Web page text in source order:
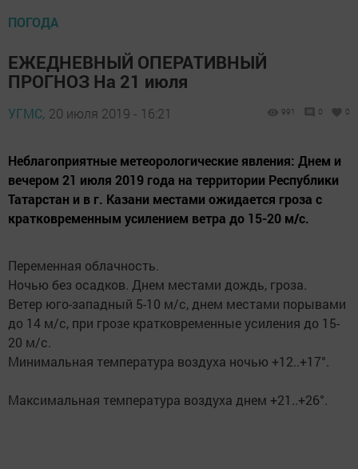
ПОГОДА
ЕЖЕДНЕВНЫЙ ОПЕРАТИВНЫЙ
ПРОГНОЗ На 21 июля
УГМС, 20 июля 2019 - 16:21 991 0 0
Неблагоприятные метеорологические явления: Днем и
вечером 21 июля 2019 года на территории Республики
Татарстан и в г. Казани местами ожидается гроза с
кратковременным усилением ветра до 15-20 м/с.
Переменная облачность.
Ночью без осадков. Днем местами дождь, гроза.
Ветер юго-западный 5-10 м/с, днем местами порывами
до 14 м/с, при грозе кратковременные усиления до 15-
20 м/с.
Минимальная температура воздуха ночью +12..+17°.
Максимальная температура воздуха днем +21..+26°.